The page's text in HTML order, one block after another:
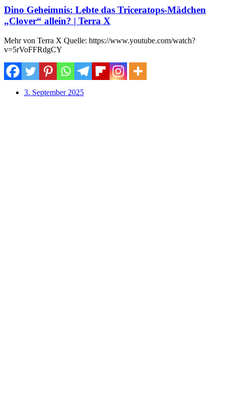
Dino Geheimnis: Lebte das Triceratops-Mädchen
„Clover“ allein? | Terra X
Mehr von Terra X Quelle: https://www.youtube.com/watch?
v=5rVoFFRdgCY
3. September 2025